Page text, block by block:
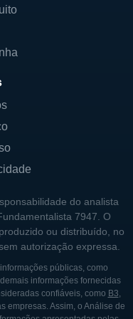
maneiras
o que é
e a
proposta. Ao
científicas e
mas
e pacientes
em 2015 e
no setor
do analista
7947. O
ou distribuído, no
autorização expressa.
públicas, como
informações fornecidas
confiáveis, como B3,
empresas. Assim, o Análise de